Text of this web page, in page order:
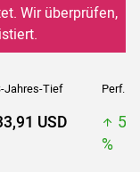
Wir überprüfen,
Jahres-Tief Perf. 5J
USD
%